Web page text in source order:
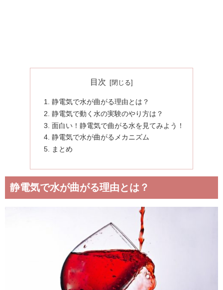
目次
静電気で水が曲がる理由とは？
静電気で動く水の実験のやり方は？
面白い！静電気で曲がる水を見てみよう！
静電気で水が曲がるメカニズム
まとめ
静電気で水が曲がる理由とは？